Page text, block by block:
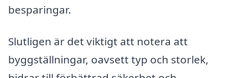
besparingar.
Slutligen är det viktigt att notera att
byggställningar, oavsett typ och storlek,